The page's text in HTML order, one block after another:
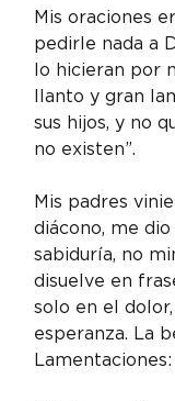
Mis oraciones
pedirle nada a
lo hicieran por
llanto y gran
sus hijos, y no
no existen”.
Mis padres
diácono, me
sabiduría, no
disuelve en
solo en el
esperanza. La
Lamentaciones: